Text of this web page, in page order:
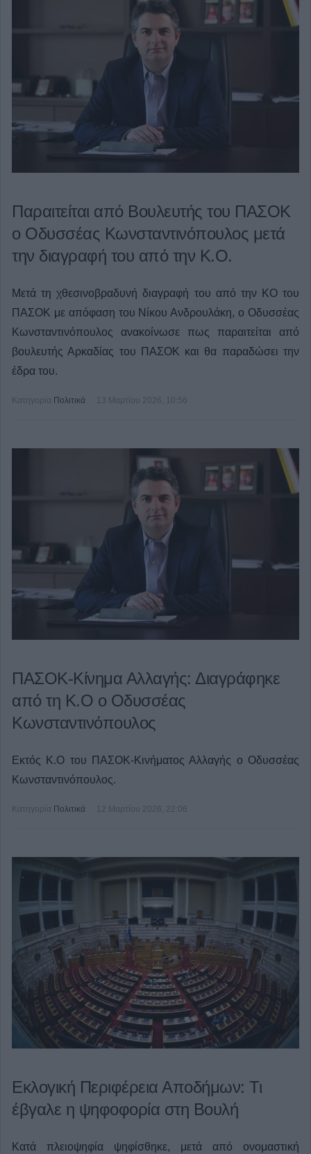
Παραιτείται από Βουλευτής του ΠΑΣΟΚ
ο Οδυσσέας Κωνσταντινόπουλος μετά
την διαγραφή του από την Κ.Ο.
Μετά τη χθεσινοβραδυνή διαγραφή του από την ΚΟ του
ΠΑΣΟΚ με απόφαση του Νίκου Ανδρουλάκη, ο Οδυσσέας
Κωνσταντινόπουλος ανακοίνωσε πως παραιτείται από
βουλευτής Αρκαδίας του ΠΑΣΟΚ και θα παραδώσει την
έδρα του.
Κατηγορία Πολιτικά 13 Μαρτίου 2026, 10:56
ΠΑΣΟΚ-Κίνημα Αλλαγής: Διαγράφηκε
από τη Κ.Ο ο Οδυσσέας
Κωνσταντινόπουλος
Εκτός Κ.Ο του ΠΑΣΟΚ-Κινήματος Αλλαγής ο Οδυσσέας
Κωνσταντινόπουλος.
Κατηγορία Πολιτικά 12 Μαρτίου 2026, 22:06
Εκλογική Περιφέρεια Αποδήμων: Τι
έβγαλε η ψηφοφορία στη Βουλή
Κατά πλειοψηφία ψηφίσθηκε, μετά από ονομαστική